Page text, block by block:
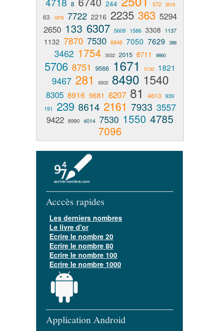
8 244 572 3519
63 1879 7722 2216 2235 363 5294
2650 133 6307 5609 1586 3308 1137
1132 7870 7530 6848 7050 7629 388
3462 1754 3032 2015 8711 9860
5706 8751 9566 1671 5130 1821
9467 281 6502 8490 1540
8305 8916 9681 6207 81 4613 939
191
239 8614 2161 7933 3557
9422 8990 4014 7530 1550 4785
7096
Acccès rapides
Les derniers nombres
Le livre d'or
Ecrire le nombre 20
Ecrire le nombre 80
Ecrire le nombre 100
Ecrire le nombre 1000
Application Android